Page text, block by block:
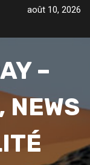
août 10, 2026
–
NEWS